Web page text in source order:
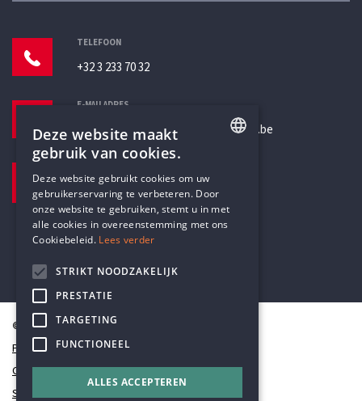
TELEFOON
+32 3 233 70 32
E-MAILADRES
secretariaat@humanistischverbond.be
Pottenbrug 4
Antwerpen, 2000
© Humanistisch Verbond 2026
Privacy
Cookiestatement
Sitemap
DUTCH
Deze website maakt
gebruik van cookies.
Deze website gebruikt cookies om uw
gebruikerservaring te verbeteren. Door
onze website te gebruiken, stemt u in met
alle cookies in overeenstemming met ons
Cookiebeleid. Lees verder
STRIKT NOODZAKELIJK
PRESTATIE
TARGETING
FUNCTIONEEL
ALLES ACCEPTEREN